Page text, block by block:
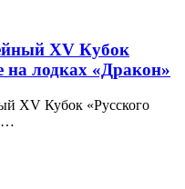
XV Кубок
на лодках «Дракон»
XV Кубок «Русского